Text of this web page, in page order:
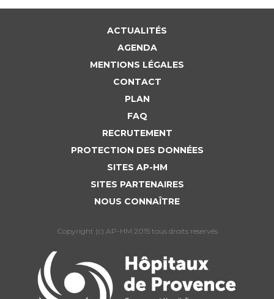
ACTUALITÉS
AGENDA
MENTIONS LÉGALES
CONTACT
PLAN
FAQ
RECRUTEMENT
PROTECTION DES DONNÉES
SITES AP-HM
SITES PARTENAIRES
NOUS CONNAÎTRE
Copyright (c) AP-HM 2015 tous droits reservés